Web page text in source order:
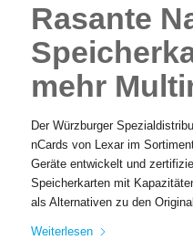
Rasante
mehr
Der Würzburger
nCards von Lexar im
Geräte entwickelt und
Speicherkarten mit
als Alternativen zu den
Weiterlesen